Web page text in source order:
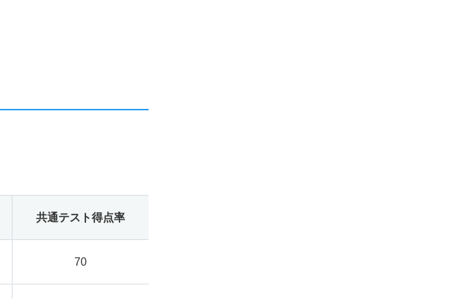
共通テスト得点率
70